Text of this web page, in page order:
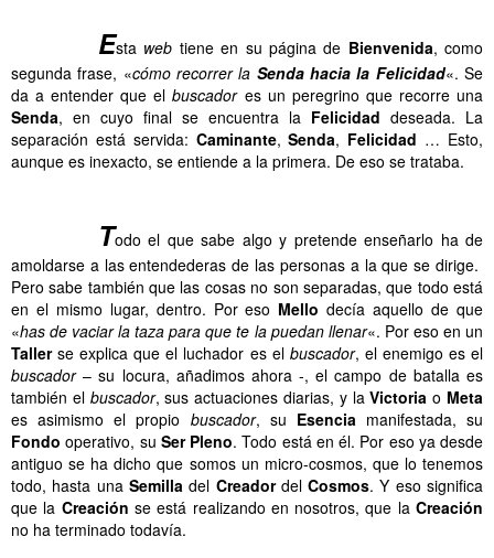
Esta web tiene en su página de Bienvenida, como
segunda frase, «cómo recorrer la Senda hacia la Felicidad«. Se
da a entender que elbuscadores un peregrino que recorre una
Senda, en cuyo final se encuentra la Felicidad deseada. La
separación está servida: Caminante,Senda, Felicidad … Esto,
aunque es inexacto, se entiende a la primera. De eso se trataba.
Todo el que sabe algo y pretende enseñarlo ha de
amoldarse a las entendederas de las personas a la que se dirige.
Pero sabe también que las cosas no son separadas, que todo está
en el mismo lugar, dentro. Por eso Mello decía aquello de que
«has de vaciar la taza para que te la puedan llenar«. Por eso en un
Tallerse explica que el luchador es el buscador, el enemigo es el
buscador– su locura, añadimos ahora -, el campo de batalla es
también el buscador, sus actuaciones diarias, y laVictoria o Meta
es asimismo el propio buscador, su Esencia manifestada, su
Fondo operativo, su Ser Pleno. Todo está en él. Por eso ya desde
antiguo se ha dicho que somos un micro-cosmos, que lo tenemos
todo, hasta una Semilla del CreadordelCosmos. Y eso significa
que la Creación se está realizando en nosotros, que laCreación
no ha terminado todavía.